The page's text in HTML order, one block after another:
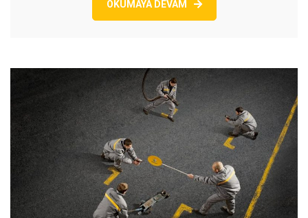
OKUMAYA DEVAM